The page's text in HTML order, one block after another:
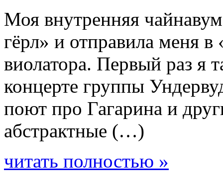
Моя внутренняя
гёрл» и отправила меня
виолатора. Первый раз я
концерте группы
поют про Гагарина и
абстрактные (…)
читать полностью »